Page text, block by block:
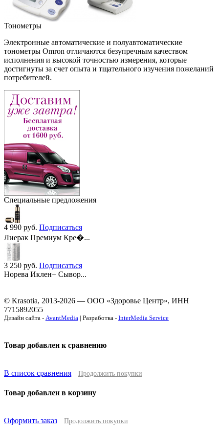
Тонометры
Электронные автоматические и полуавтоматические
тонометры Omron отличаются безупречным качеством
исполнения и высокой точностью измерения, которые
достигнуты за счет опыта и тщательного изучения пожеланий
потребителей.
Специальные предложения
4 990 руб. Подписаться
Лиерак Премиум Кре�...
3 250 руб. Подписаться
Норева Иклен+ Сывор...
© Krasotia, 2013-2026 — ООО «Здоровье Центр», ИНН
7715892055
Дизайн сайта - AvantMedia | Разработка - InterMedia Service
Товар добавлен к сравнению
В список сравнения Продолжить покупки
Товар добавлен в корзину
Оформить заказ Продолжить покупки